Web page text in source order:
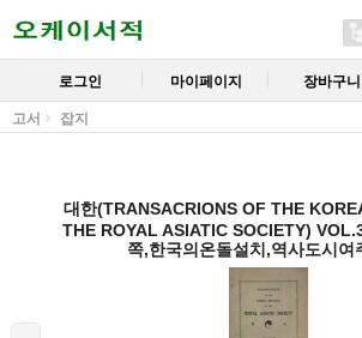
로그인 마이페이지 장바구니
고서 잡지
대한(TRANSACRIONS OF THE
THE ROYAL ASIATIC SOCIETY)
쪽,한국의온돌설치,역사도시여